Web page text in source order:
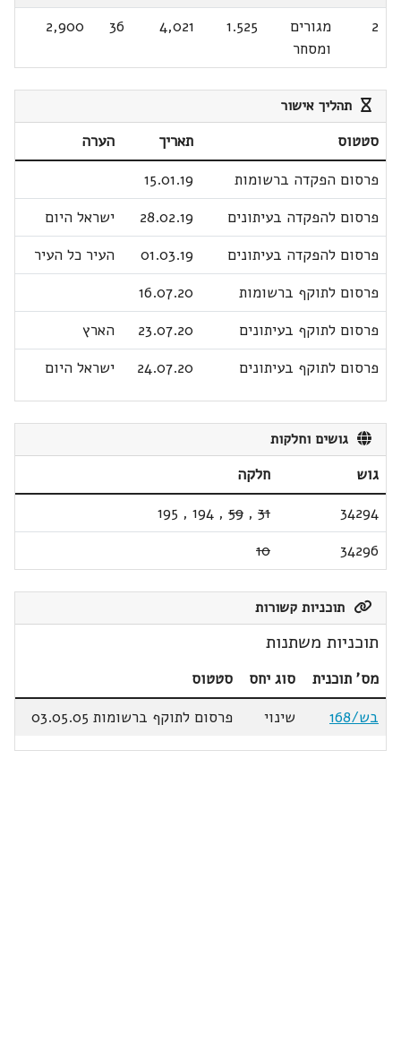
2
מגורים
ומסחר
1.525
4,021
36
2,900
תהליך אישור
סטטוס תאריך
הערה
פרסום הפקדה ברשומות
15.01.19
פרסום להפקדה בעיתונים
28.02.19
ישראל היום
פרסום להפקדה בעיתונים
01.03.19
העיר כל העיר
פרסום לתוקף ברשומות
16.07.20
פרסום לתוקף בעיתונים
23.07.20
הארץ
פרסום לתוקף בעיתונים
24.07.20 ישראל היום
גושים וחלקות
גוש
חלקה
34294
31
,
59
,
194
,
195
34296
10
תוכניות קשורות
תוכניות משתנות
מס' תוכנית סוג יחס
סטטוס
בש/168
שינוי פרסום לתוקף ברשומות 03.05.05